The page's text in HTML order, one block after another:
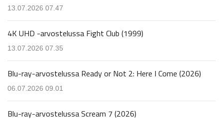
13.07.2026 07.47
4K UHD -arvostelussa Fight Club (1999)
13.07.2026 07.35
Blu-ray-arvostelussa Ready or Not 2: Here I Come (2026)
06.07.2026 09.01
Blu-ray-arvostelussa Scream 7 (2026)